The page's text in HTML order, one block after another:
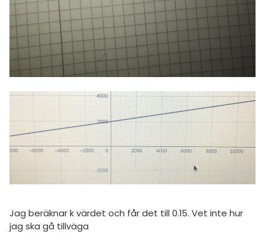
Jag beräknar k värdet och får det till 0.15. Vet inte hur
jag ska gå tillväga